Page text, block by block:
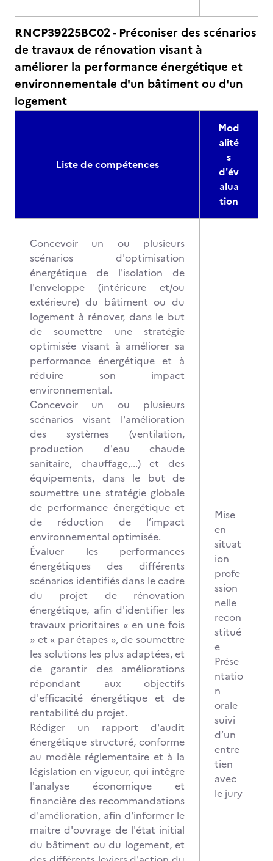
RNCP39225BC02 - Préconiser des scénarios
de travaux de rénovation visant à
améliorer la performance énergétique et
environnementale d'un bâtiment ou d'un
logement
Liste de compétences
Mod
alité
s
d'év
alua
tion
Concevoir un ou plusieurs
scénarios d'optimisation
énergétique de l'isolation de
l'enveloppe (intérieure et/ou
extérieure) du bâtiment ou du
logement à rénover, dans le but
de soumettre une stratégie
optimisée visant à améliorer sa
performance énergétique et à
réduire son impact
environnemental.
Concevoir un ou plusieurs
scénarios visant l'amélioration
des systèmes (ventilation,
production d'eau chaude
sanitaire, chauffage,...) et des
équipements, dans le but de
soumettre une stratégie globale
de performance énergétique et
de réduction de l’impact
environnemental optimisée.
Évaluer les performances
énergétiques des différents
scénarios identifiés dans le cadre
du projet de rénovation
énergétique, afin d'identifier les
travaux prioritaires « en une fois
» et « par étapes », de soumettre
les solutions les plus adaptées, et
de garantir des améliorations
répondant aux objectifs
d'efficacité énergétique et de
rentabilité du projet.
Rédiger un rapport d'audit
énergétique structuré, conforme
au modèle réglementaire et à la
législation en vigueur, qui intègre
l'analyse économique et
financière des recommandations
d'amélioration, afin d'informer le
maitre d'ouvrage de l'état initial
du bâtiment ou du logement, et
Mise
en
situat
ion
profe
ssion
nelle
recon
stitué
e
Prése
ntatio
n
orale
suivi
d’un
entre
tien
avec
le jury